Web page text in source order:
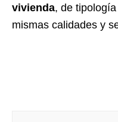
vivienda, de
mismas calidades y